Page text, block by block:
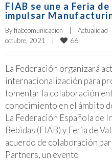
FIAB se une a Feria
impulsar
By fiabcomunicacion Actualidad
octubre, 2021
66
La Federación organizará
internacionalización para
fomentar la colaboración
conocimiento en el ámbito
La Federación Española de
Bebidas (FIAB) y Feria de
acuerdo de colaboración
Partners, un evento